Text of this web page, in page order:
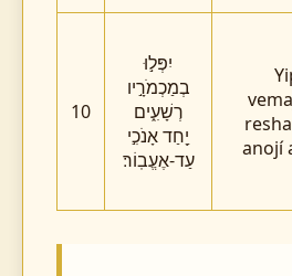
10
יִפְּל֣וּ
בְמַכְמֹרָ֣יו
רְשָׁעִ֑ים
יַ֖חַד אָנֹכִ֣י
עַד-אֶעֱבֽוֹר׃
anojí